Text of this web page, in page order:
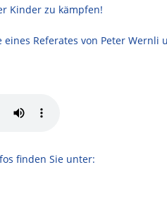
Kinder zu kämpfen!
eines Referates von Peter
finden Sie unter: